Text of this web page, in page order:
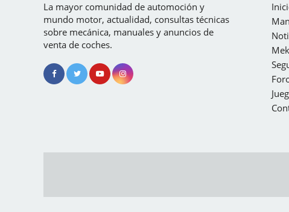
La mayor comunidad de automoción y
mundo motor, actualidad, consultas técnicas
sobre mecánica, manuales y anuncios de
venta de coches.